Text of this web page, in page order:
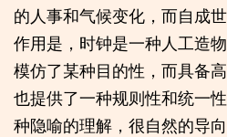
的人事和气候变化，而自成
作用是，时钟是一种人工造
模仿了某种目的性，而具备
也提供了一种规则性和统一
种隐喻的理解，很自然的导